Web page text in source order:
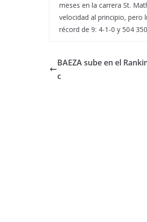
meses en la carrera St.
velocidad al principio, pero
récord de 9: 4-1-0 y 504
BAEZA sube en el
c